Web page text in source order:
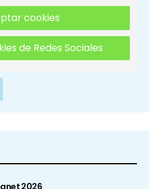
cookies
de Redes Sociales